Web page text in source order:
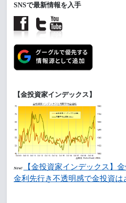
SNSで最新情報を入手
【金投資家インデックス】
New!
【金投資家インデックス】
金利先行き不透明感で金投資は